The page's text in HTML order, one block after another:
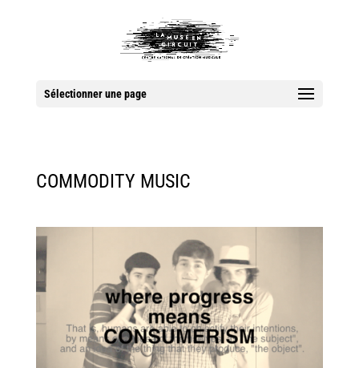
Sélectionner une page
COMMODITY MUSIC